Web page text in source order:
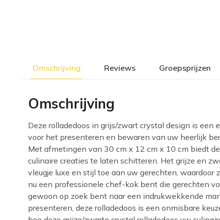
Omschrijving Reviews Groepsprijzen
Omschrijving
Deze rolladedoos in grijs/zwart crystal design is een
voor het presenteren en bewaren van uw heerlijk
Met afmetingen van 30 cm x 12 cm x 10 cm biedt
culinaire creaties te laten schitteren. Het grijze en
vleugje luxe en stijl toe aan uw gerechten, waardoor
nu een professionele chef-kok bent die gerechten
gewoon op zoek bent naar een indrukwekkende
presenteren, deze rolladedoos is een onmisbare